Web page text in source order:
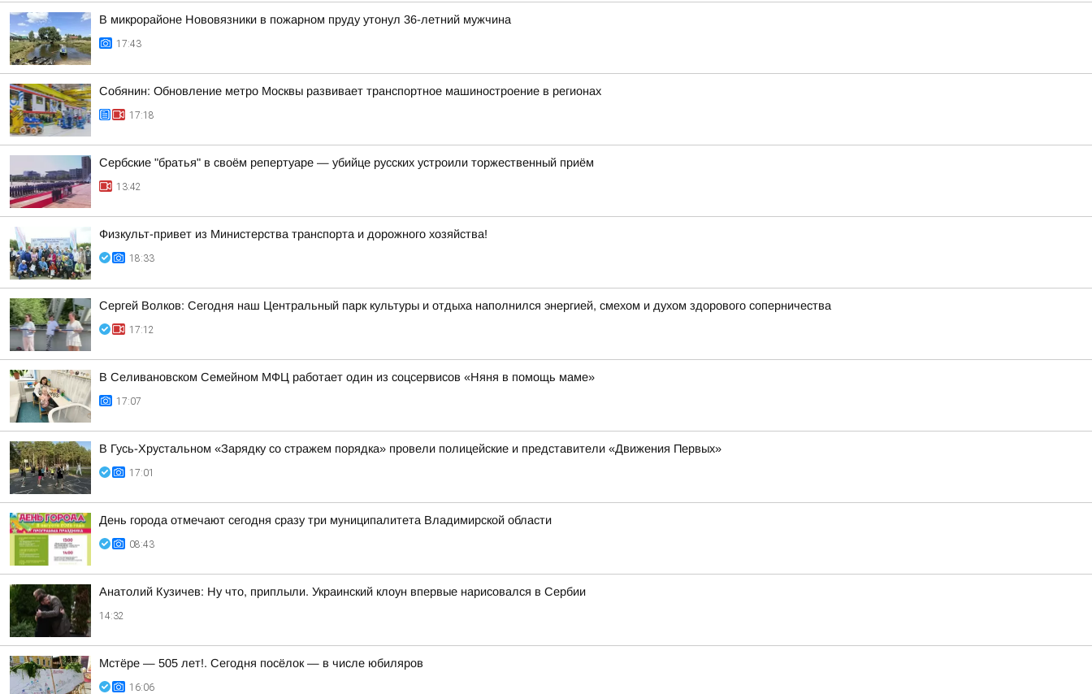
В микрорайоне Нововязники в пожарном пруду утонул 36-летний мужчина
17:43
Собянин: Обновление метро Москвы развивает транспортное машиностроение в регионах
17:18
Сербские "братья" в своём репертуаре — убийце русских устроили торжественный приём
13:42
Физкульт-привет из Министерства транспорта и дорожного хозяйства!
18:33
Сергей Волков: Сегодня наш Центральный парк культуры и отдыха наполнился энергией, смехом и духом здорового соперничества
17:12
В Селивановском Семейном МФЦ работает один из соцсервисов «Няня в помощь маме»
17:07
В Гусь-Хрустальном «Зарядку со стражем порядка» провели полицейские и представители «Движения Первых»
17:01
День города отмечают сегодня сразу три муниципалитета Владимирской области
08:43
Анатолий Кузичев: Ну что, приплыли. Украинский клоун впервые нарисовался в Сербии
14:32
Мстёре — 505 лет!. Сегодня посёлок — в числе юбиляров
16:06